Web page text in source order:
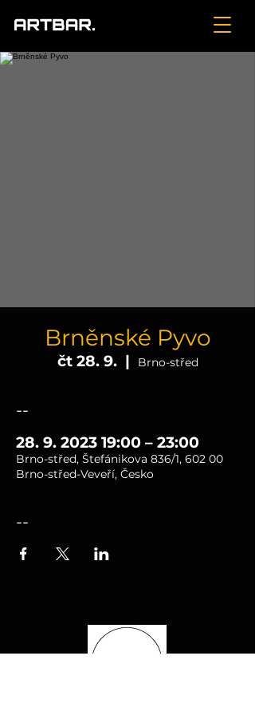
Brněnské Pyvo
čt 28. 9.
  |
Brno-střed
--
28. 9. 2023 19:00 – 23:00
Brno-střed, Štefánikova 836/1, 602 00
Brno-střed-Veveří, Česko
--